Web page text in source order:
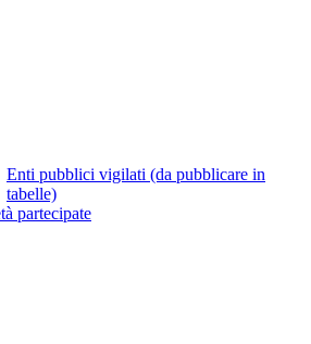
Enti pubblici vigilati (da pubblicare in
tabelle)
partecipate